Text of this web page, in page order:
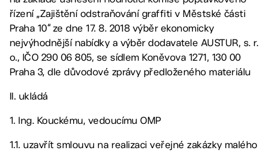
řízení „Zajištění odstraňování graffiti v Městské části
Praha 10“ ze dne 17. 8. 2018 výběr ekonomicky
nejvýhodnější nabídky a výběr dodavatele AUSTUR, s. r.
o., IČO 290 06 805, se sídlem Koněvova 1271, 130 00
Praha 3, dle důvodové zprávy předloženého materiálu
II. ukládá
1. Ing. Kouckému, vedoucímu OMP
1.1. uzavřít smlouvu na realizaci veřejné zakázky malého